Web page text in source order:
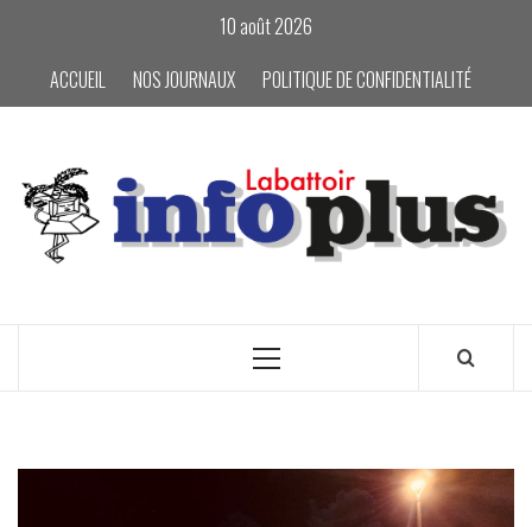
content
10 août 2026
ACCUEIL
NOS JOURNAUX POLITIQUE DE CONFIDENTIALITÉ
Primary